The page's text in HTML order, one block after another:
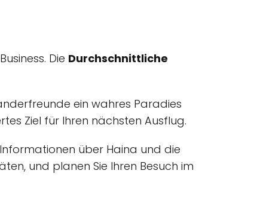
Die Durchschnittliche
ein wahres Paradies
Ziel für Ihren nächsten Ausflug.
über Haina und die
und planen Sie Ihren Besuch im